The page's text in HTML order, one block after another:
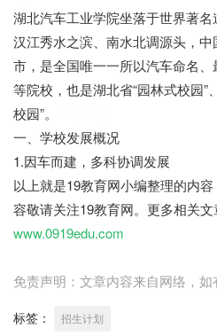
湖北汽车工业学院坐落于世界著名
汉江秀水之滨、南水北调源头，
市，是全国唯一一所以汽车命名
等院校，也是湖北省“园林式校园”
校园”。
一、学校发展概况
1.因车而建，多科协调发展
以上就是19教育网小编整理的内
容敬请关注19教育网。更多相关文
www.0919edu.com
免责声明：文章内容来自网络，如
标签： 招生计划